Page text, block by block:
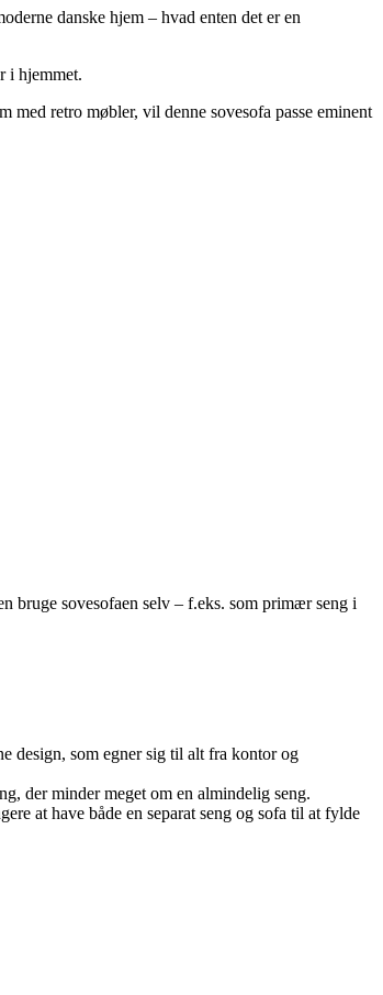
danske hjem – hvad enten det er en
i hjemmet.
med retro møbler, vil denne sovesofa passe eminent
bruge sovesofaen selv – f.eks. som primær seng i
design, som egner sig til alt fra kontor og
der minder meget om en almindelig seng.
at have både en separat seng og sofa til at fylde